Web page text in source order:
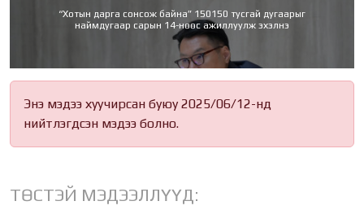
“Хотын дарга сонсож байна” 150150 тусгай дугаарыг
наймдугаар сарын 14-нөөс ажиллуулж эхэлнэ
Энэ мэдээ хуучирсан буюу 2025/06/12-нд
нийтлэгдсэн мэдээ болно.
ТӨСТЭЙ МЭДЭЭЛЛҮҮД: